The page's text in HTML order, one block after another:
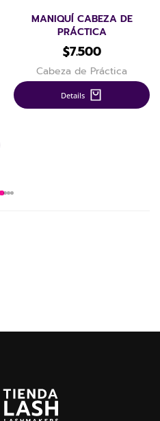
MANIQUÍ CABEZA DE
PRÁCTICA
$7.500
Cabeza de Práctica
Details